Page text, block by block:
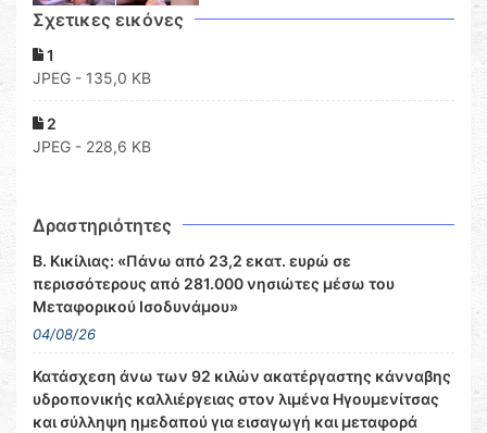
Σχετικες εικόνες
1
JPEG - 135,0 KB
2
JPEG - 228,6 KB
Δραστηριότητες
Β. Κικίλιας: «Πάνω από 23,2 εκατ. ευρώ σε
περισσότερους από 281.000 νησιώτες μέσω του
Μεταφορικού Ισοδυνάμου»
04/08/26
Κατάσχεση άνω των 92 κιλών ακατέργαστης κάνναβης
υδροπονικής καλλιέργειας στον λιμένα Ηγουμενίτσας
και σύλληψη ημεδαπού για εισαγωγή και μεταφορά